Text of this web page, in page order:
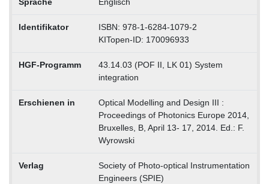
Identifikator
ISBN: 978-1-6284-1079-2
KITopen-ID: 170096933
HGF-Programm
43.14.03 (POF II, LK 01) System
integration
Erschienen in
Optical Modelling and Design III :
Proceedings of Photonics Europe 2014,
Bruxelles, B, April 13- 17, 2014. Ed.: F.
Wyrowski
Verlag
Society of Photo-optical Instrumentation
Engineers (SPIE)